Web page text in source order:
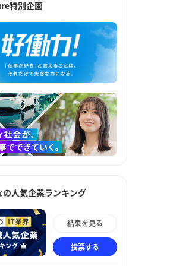
特別企画
の人気企業ランキング
結果を見る
投票する